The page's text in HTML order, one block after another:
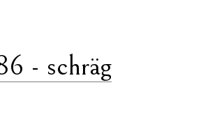
- schräg